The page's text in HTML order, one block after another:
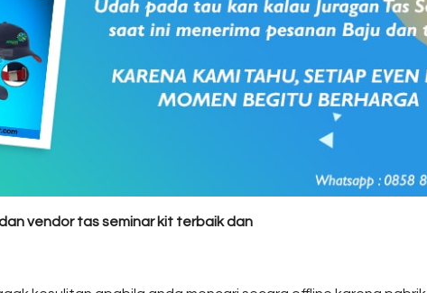
vendor tas seminar kit terbaik dan